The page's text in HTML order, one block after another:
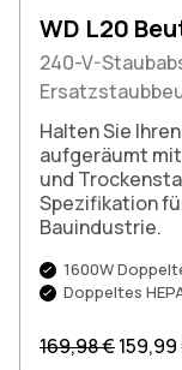
WD L20
240-V-
Halten Sie
aufgeräumt
und
Spezifikation
Bauindustrie.
1600W
Doppeltes
Regulärer Preis
169,98 €159,99